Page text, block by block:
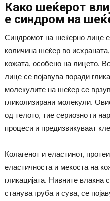
Како шеќерот
е синдром на
Синдромот на шеќерно лице
количина шеќер во
кожата, особено на лицето.
лице се појавува поради
молекулите на шеќер се
гликолизирани молекули.
од телото, тие сериозно ги
процеси и предизвикуваат
Колагенот и еластинот,
еластичноста и мекоста на
гликацијата. Нивните влакна
станува груба и сува, се